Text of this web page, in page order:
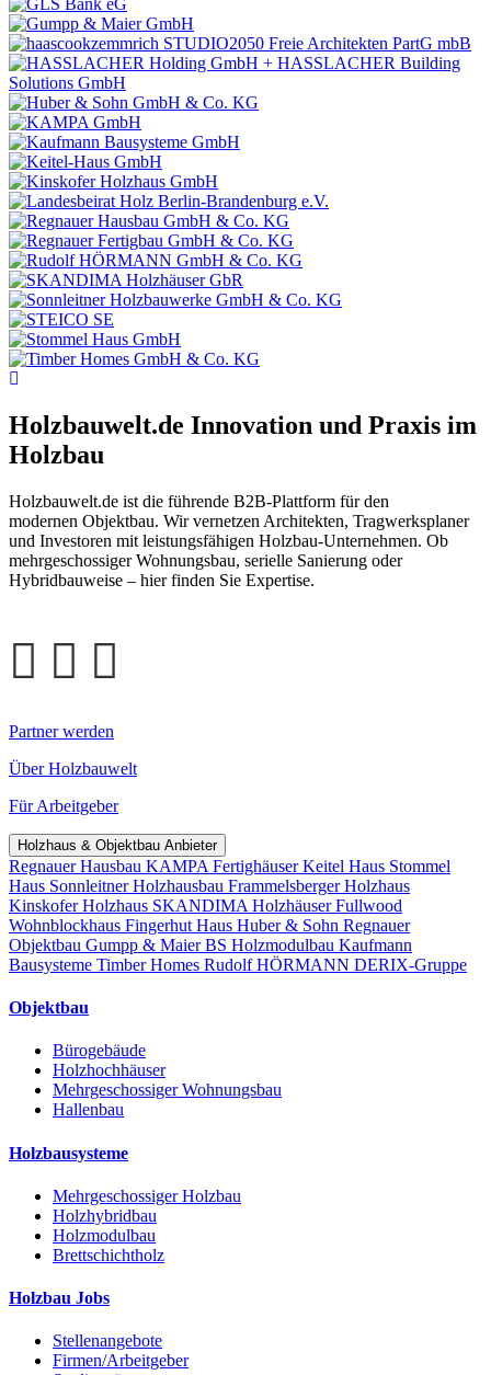
Holzbauwelt.de Innovation und Praxis im
Holzbau
Holzbauwelt.de ist die führende B2B-Plattform für den
modernen Objektbau. Wir vernetzen Architekten, Tragwerksplaner
und Investoren mit leistungsfähigen Holzbau-Unternehmen. Ob
mehrgeschossiger Wohnungsbau, serielle Sanierung oder
Hybridbauweise – hier finden Sie Expertise.
Partner werden
Über Holzbauwelt
Für Arbeitgeber
Holzhaus & Objektbau Anbieter
Regnauer Hausbau KAMPA FertighäuserKeitel Haus Stommel
Haus Sonnleitner Holzhausbau Frammelsberger Holzhaus
Kinskofer Holzhaus SKANDIMA HolzhäuserFullwood
Wohnblockhaus Fingerhut Haus Huber & Sohn Regnauer
Objektbau Gumpp & MaierBS Holzmodulbau Kaufmann
Bausysteme Timber Homes Rudolf HÖRMANN DERIX-Gruppe
Objektbau
Bürogebäude
Holzhochhäuser
Mehrgeschossiger Wohnungsbau
Hallenbau
Holzbausysteme
Mehrgeschossiger Holzbau
Holzhybridbau
Holzmodulbau
Brettschichtholz
Holzbau Jobs
Stellenangebote
Firmen/Arbeitgeber